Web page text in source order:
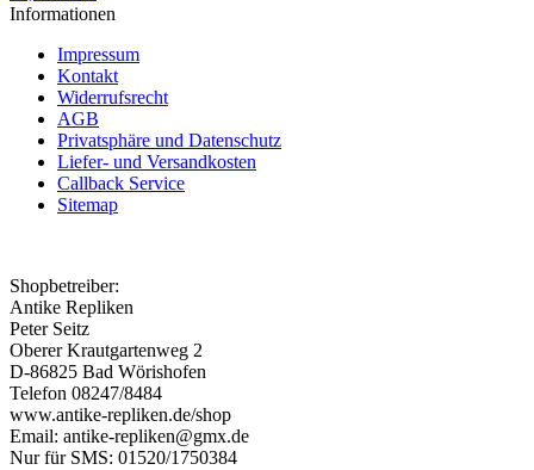
Informationen
Impressum
Kontakt
Widerrufsrecht
AGB
Privatsphäre und Datenschutz
Liefer- und Versandkosten
Callback Service
Sitemap
Shopbetreiber:
Antike Repliken
Peter Seitz
Oberer Krautgartenweg 2
D-86825 Bad Wörishofen
Telefon 08247/8484
www.antike-repliken.de/shop
Email: antike-repliken@gmx.de
Nur für SMS: 01520/1750384